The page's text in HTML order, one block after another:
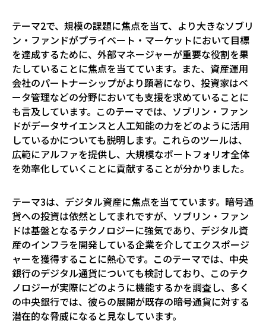
テーマ2で、規模の課題に焦点を当て、より大きなソブリ
ン・ファンドがプライベート・マーケットにおいて目標
を達成するために、外部マネージャーが重要な役割を果
たしていることに焦点を当てています。また、資産運用
会社のパートナーシップがより顕著になり、投資家はベ
ータ管理などの分野においても支援を求めていることに
も言及しています。このテーマでは、ソブリン・ファン
ドがデータサイエンスと人工知能の力をどのように活用
しているかについても説明します。これらのツールは、
広範にアルファを提供し、大規模なポートフォリオ全体
を効率化していくことに貢献することが分かりました。
テーマ3は、デジタル資産に焦点を当てています。暗号通
貨への投資は依然としてまれですが、ソブリン・ファン
ドは基盤となるテクノロジーに強気であり、デジタル資
産のインフラを開発している企業を介してエクスポージ
ャーを獲得することに熱心です。このテーマでは、中央
銀行のデジタル通貨についても検討しており、このテク
ノロジーが実際にどのように機能するかを調査し、多く
の中央銀行では、彼らの展開が既存の暗号通貨に対する
潜在的な脅威になると見なしています。